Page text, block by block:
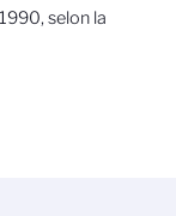
selon la